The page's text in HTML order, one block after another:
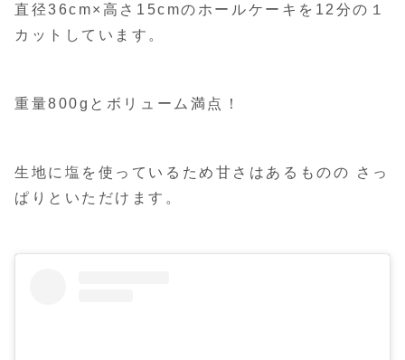
直径36cm×高さ15cmのホールケーキを12分の１
カットしています。
重量800gとボリューム満点！
生地に塩を使っているため甘さはあるものの さっ
ぱりといただけます。